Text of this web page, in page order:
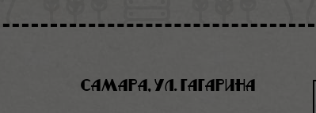
Самара, ул. Гагарина